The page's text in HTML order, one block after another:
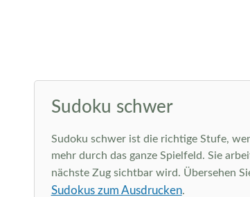
Sudoku schwer
Sudoku schwer ist die richtige Stufe,
mehr durch das ganze Spielfeld. Sie
nächste Zug sichtbar wird. Übersehen
Sudokus zum Ausdrucken.